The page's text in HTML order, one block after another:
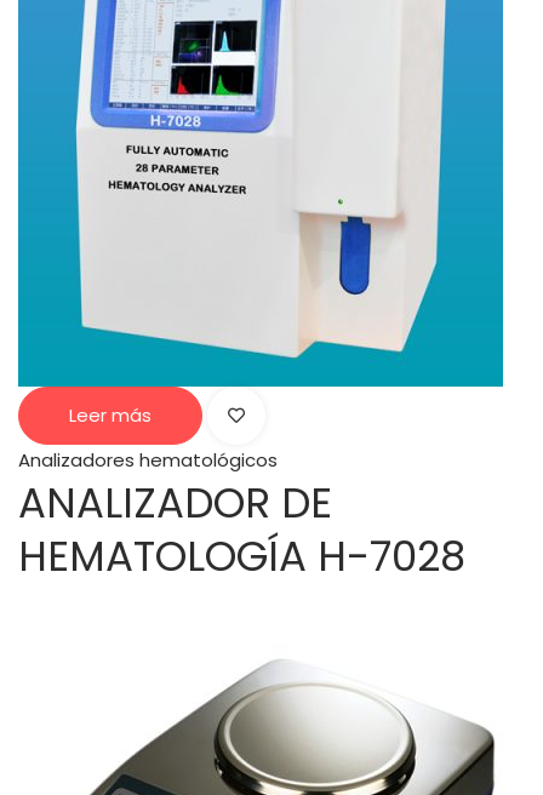
Leer más
Analizadores hematológicos
ANALIZADOR DE
HEMATOLOGÍA H-7028